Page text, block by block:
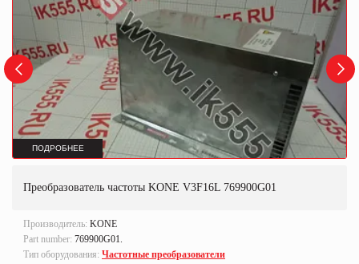
ПОДРОБНЕЕ
Преобразователь частоты KONE V3F16L 769900G01
Производитель: KONE
Part number: 769900G01.
Тип оборудования: Частотные преобразователи